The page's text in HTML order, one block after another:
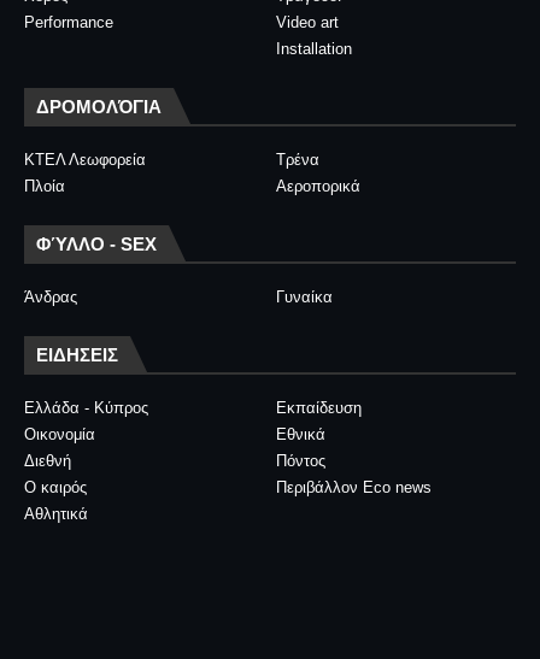
Video art
Performance
Installation
ΔΡΟΜΟΛΌΓΙΑ
ΚΤΕΛ Λεωφορεία
Τρένα
Πλοία
Αεροπορικά
ΦΎΛΛΟ - SEX
Άνδρας Γυναίκα
ΕΙΔΗΣΕΙΣ
Ελλάδα - Κύπρος
Εκπαίδευση
Οικονομία
Εθνικά
Διεθνή
Πόντος
Ο καιρός
Περιβάλλον Eco news
Αθλητικά